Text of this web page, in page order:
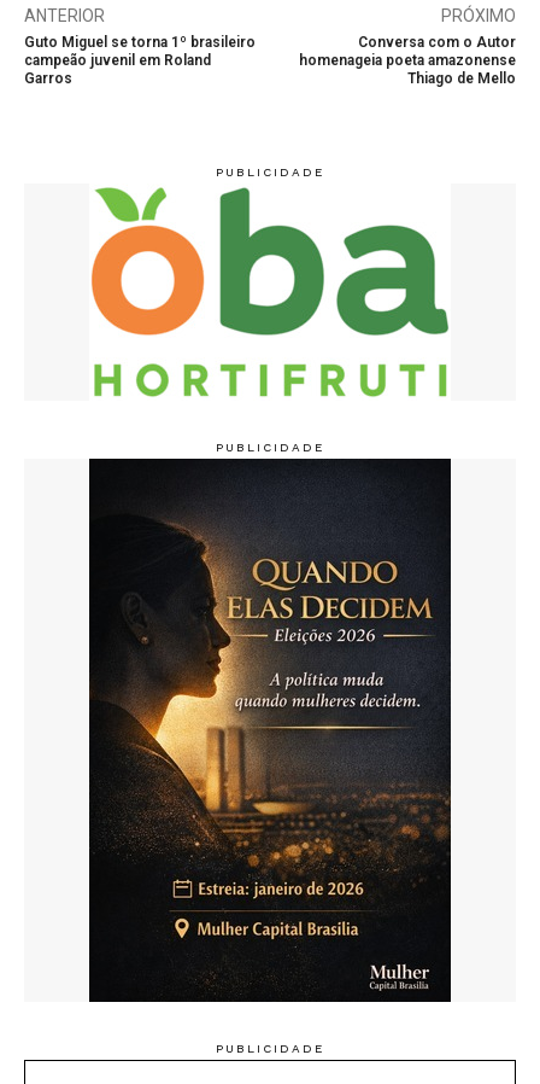
ANTERIOR
Guto Miguel se torna 1º brasileiro
campeão juvenil em Roland
Garros
PRÓXIMO
Conversa com o Autor
homenageia poeta amazonense
Thiago de Mello